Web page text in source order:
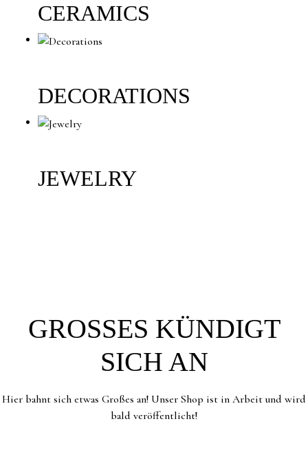
CERAMICS
DECORATIONS
JEWELRY
GROSSES KÜNDIGT S
ICH AN
Hier bahnt sich etwas Großes an! Unser Shop ist in Arbeit und wird
bald veröffentlicht!